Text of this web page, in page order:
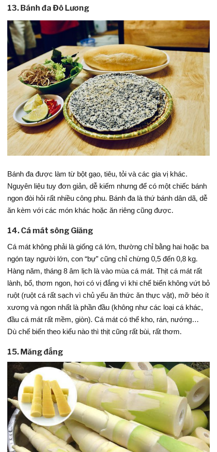
13. Bánh đa Đô Lương
Bánh đa được làm từ bột gạo, tiêu, tỏi và các gia vị khác.
Nguyên liệu tuy đơn giản, dễ kiếm nhưng để có một chiếc bánh
ngon đòi hỏi rất nhiều công phu. Bánh đa là thứ bánh dân dã, dễ
ăn kèm với các món khác hoặc ăn riêng cũng được.
14. Cá mát sông Giăng
Cá mát không phải là giống cá lớn, thường chỉ bằng hai hoặc ba
ngón tay người lớn, con “bự” cũng chỉ chừng 0,5 đến 0,8 kg.
Hàng năm, tháng 8 âm lịch là vào mùa cá mát. Thịt cá mát rất
lành, bổ, thơm ngon, hơi có vị đắng vì khi chế biến không vứt bỏ
ruột (ruột cá rất sạch vì chủ yếu ăn thức ăn thực vật), mỡ béo ít
xương và ngon nhất là phần đầu (không như các loại cá khác,
đầu cá mát rất mềm, giòn). Cá mát có thể kho, rán, nướng…
Dù chế biến theo kiểu nào thì thịt cũng rất bùi, rất thơm.
15. Măng đắng